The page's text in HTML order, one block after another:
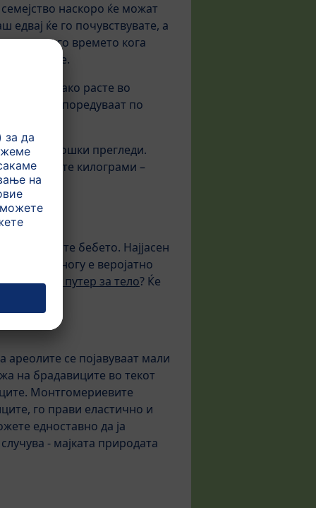
наскоро ќе можат
ќе го почувствувате, а
го времето кога
работите.
секако расте во
се распоредуваат по
гинеколошки прегледи.
килограми –
го храните бебето. Најјасен
Многу е веројатно
путер за тело? Ќе
ареолите се појавуваат мали
на брадавиците во текот
Монтгомериевите
го прави еластично и
едноставно да ја
- мајката природата